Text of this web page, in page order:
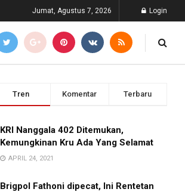
Jumat, Agustus 7, 2026 Login
Tren Komentar Terbaru
KRI Nanggala 402 Ditemukan,
Kemungkinan Kru Ada Yang Selamat
APRIL 24, 2021
Brigpol Fathoni dipecat, Ini Rentetan